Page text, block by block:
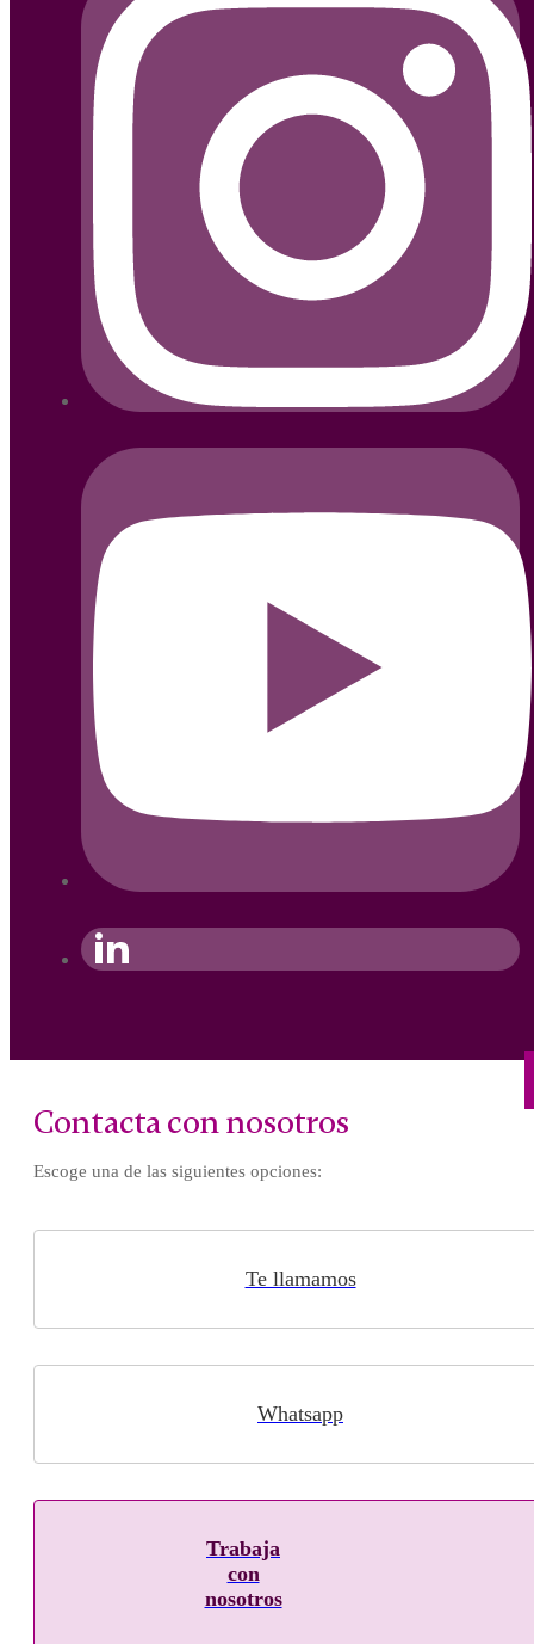
Contacta con nosotros
Escoge una de las siguientes opciones:
Te llamamos
Whatsapp
Trabaja
con
nosotros